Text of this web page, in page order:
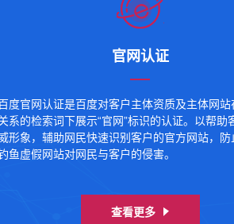
官网认证
度官网认证是百度对客户主体资质及主体网站
系的检索词下展示“官网”标识的认证。以帮助
形象，辅助网民快速识别客户的官方网站，防
鱼虚假网站对网民与客户的侵害。
查看更多